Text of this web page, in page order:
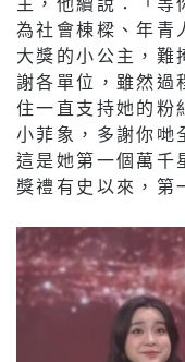
為社會棟樑、年青
大獎的小公主，難
謝各單位，雖然過
住一直支持她的粉
小菲象，多謝你哋
這是她第一個萬千
獎禮有史以來，第